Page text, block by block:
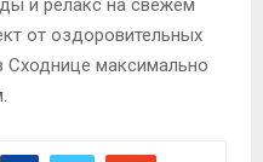
и релакс на свежем
от оздоровительных
Сходнице максимально